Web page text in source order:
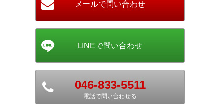
046-833-5511
電話で問い合わせる